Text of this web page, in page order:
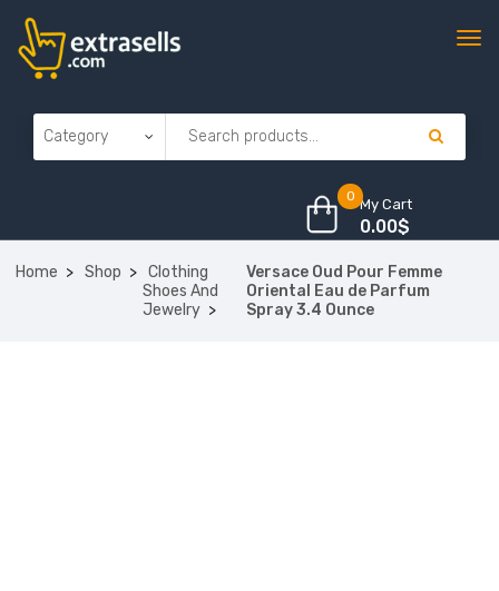
0 My Cart
0.00$
Home Shop
Clothing
Shoes And
Jewelry
Versace Oud Pour Femme
Oriental Eau de Parfum
Spray 3.4 Ounce